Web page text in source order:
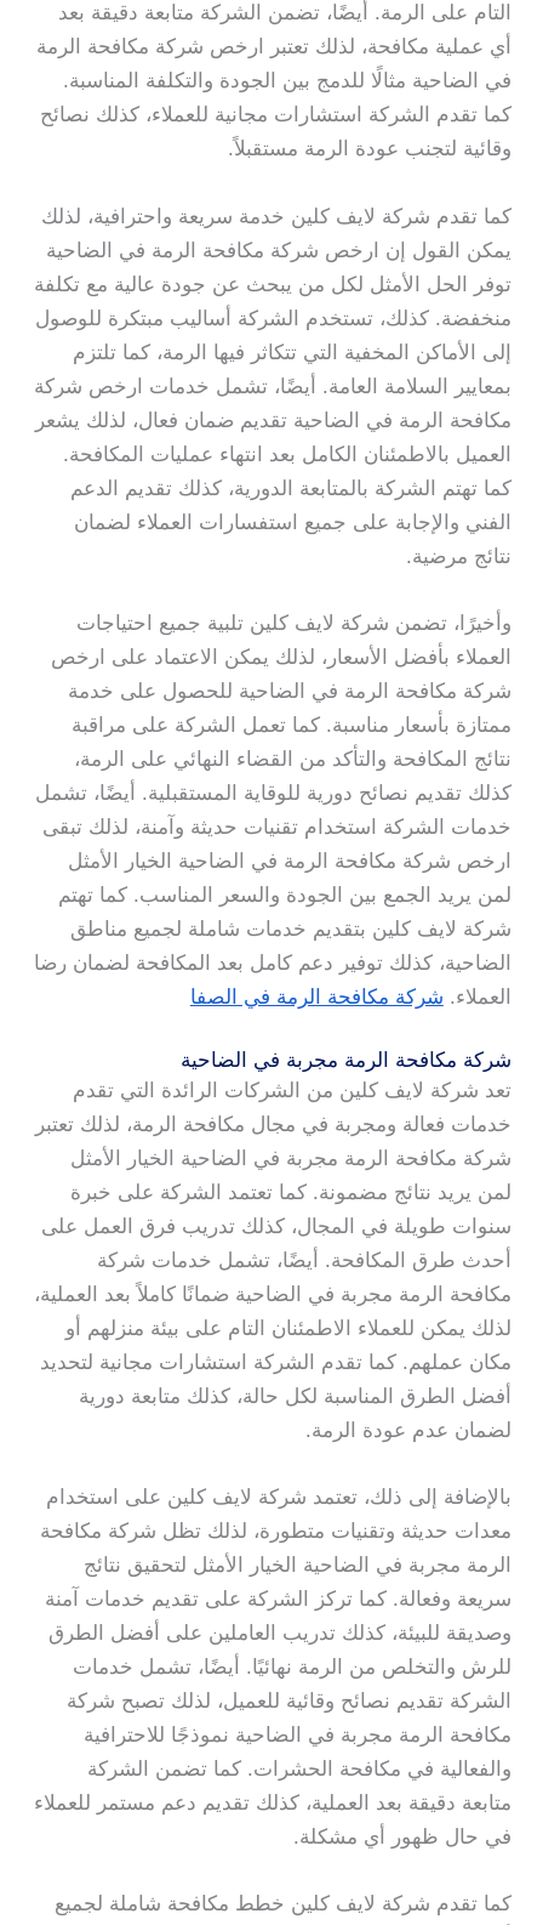
التام على الرمة. أيضًا، تضمن الشركة متابعة دقيقة بعد
أي عملية مكافحة، لذلك تعتبر ارخص شركة مكافحة الرمة
في الضاحية مثالًا للدمج بين الجودة والتكلفة المناسبة.
كما تقدم الشركة استشارات مجانية للعملاء، كذلك نصائح
وقائية لتجنب عودة الرمة مستقبلاً.
كما تقدم شركة لايف كلين خدمة سريعة واحترافية، لذلك
يمكن القول إن ارخص شركة مكافحة الرمة في الضاحية
توفر الحل الأمثل لكل من يبحث عن جودة عالية مع تكلفة
منخفضة. كذلك، تستخدم الشركة أساليب مبتكرة للوصول
إلى الأماكن المخفية التي تتكاثر فيها الرمة، كما تلتزم
بمعايير السلامة العامة. أيضًا، تشمل خدمات ارخص شركة
مكافحة الرمة في الضاحية تقديم ضمان فعال، لذلك يشعر
العميل بالاطمئنان الكامل بعد انتهاء عمليات المكافحة.
كما تهتم الشركة بالمتابعة الدورية، كذلك تقديم الدعم
الفني والإجابة على جميع استفسارات العملاء لضمان
نتائج مرضية.
وأخيرًا، تضمن شركة لايف كلين تلبية جميع احتياجات
العملاء بأفضل الأسعار، لذلك يمكن الاعتماد على ارخص
شركة مكافحة الرمة في الضاحية للحصول على خدمة
ممتازة بأسعار مناسبة. كما تعمل الشركة على مراقبة
نتائج المكافحة والتأكد من القضاء النهائي على الرمة،
كذلك تقديم نصائح دورية للوقاية المستقبلية. أيضًا، تشمل
خدمات الشركة استخدام تقنيات حديثة وآمنة، لذلك تبقى
ارخص شركة مكافحة الرمة في الضاحية الخيار الأمثل
لمن يريد الجمع بين الجودة والسعر المناسب. كما تهتم
شركة لايف كلين بتقديم خدمات شاملة لجميع مناطق
الضاحية، كذلك توفير دعم كامل بعد المكافحة لضمان رضا
العملاء. شركة مكافحة الرمة في الصفا
شركة مكافحة الرمة مجربة في الضاحية
تعد شركة لايف كلين من الشركات الرائدة التي تقدم
خدمات فعالة ومجربة في مجال مكافحة الرمة، لذلك تعتبر
شركة مكافحة الرمة مجربة في الضاحية الخيار الأمثل
لمن يريد نتائج مضمونة. كما تعتمد الشركة على خبرة
سنوات طويلة في المجال، كذلك تدريب فرق العمل على
أحدث طرق المكافحة. أيضًا، تشمل خدمات شركة
مكافحة الرمة مجربة في الضاحية ضمانًا كاملاً بعد العملية،
لذلك يمكن للعملاء الاطمئنان التام على بيئة منزلهم أو
مكان عملهم. كما تقدم الشركة استشارات مجانية لتحديد
أفضل الطرق المناسبة لكل حالة، كذلك متابعة دورية
لضمان عدم عودة الرمة.
بالإضافة إلى ذلك، تعتمد شركة لايف كلين على استخدام
معدات حديثة وتقنيات متطورة، لذلك تظل شركة مكافحة
الرمة مجربة في الضاحية الخيار الأمثل لتحقيق نتائج
سريعة وفعالة. كما تركز الشركة على تقديم خدمات آمنة
وصديقة للبيئة، كذلك تدريب العاملين على أفضل الطرق
للرش والتخلص من الرمة نهائيًا. أيضًا، تشمل خدمات
الشركة تقديم نصائح وقائية للعميل، لذلك تصبح شركة
مكافحة الرمة مجربة في الضاحية نموذجًا للاحترافية
والفعالية في مكافحة الحشرات. كما تضمن الشركة
متابعة دقيقة بعد العملية، كذلك تقديم دعم مستمر للعملاء
في حال ظهور أي مشكلة.
كما تقدم شركة لايف كلين خطط مكافحة شاملة لجميع